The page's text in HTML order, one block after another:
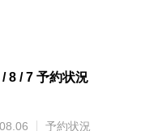
8 / 7 予約状況
予約状況